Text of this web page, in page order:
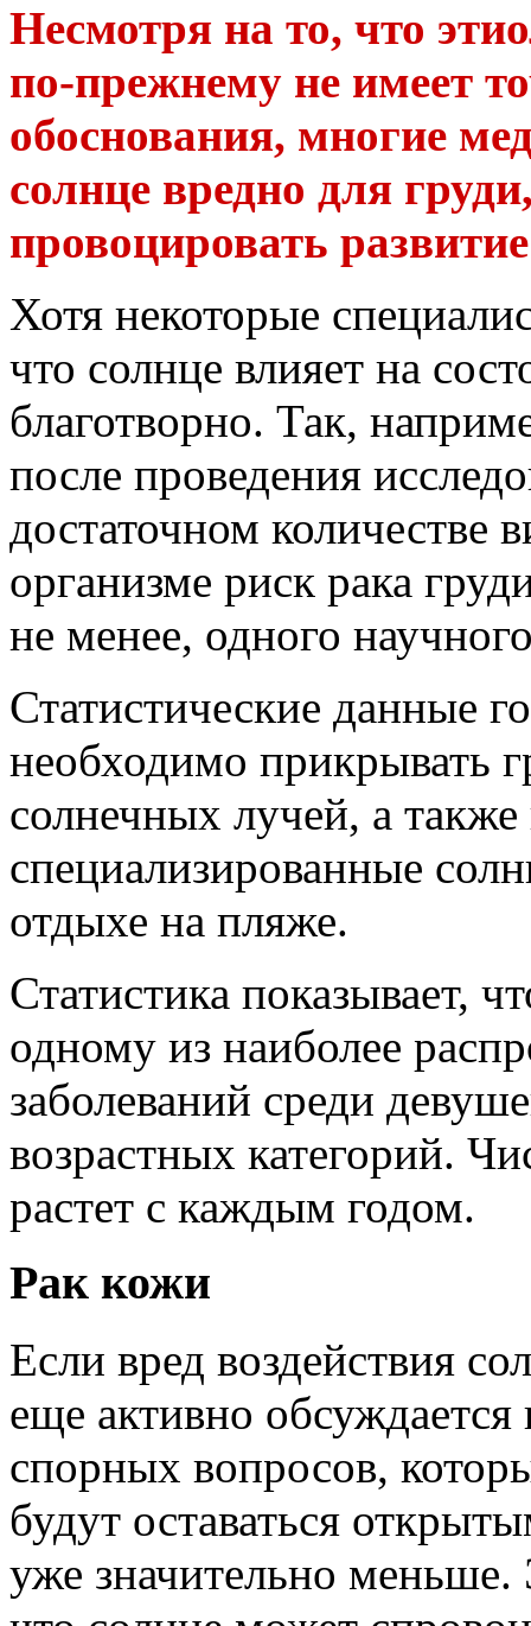
Несмотря на то, что
по-прежнему не имеет
обоснования, многие
солнце вредно для
провоцировать
Хотя некоторые
что солнце влияет на
благотворно. Так,
после проведения
достаточном количестве
организме риск рака
не менее, одного
Статистические данные
необходимо прикрывать
солнечных лучей, а также
специализированные
отдыхе на пляже.
Статистика показывает,
одному из наиболее
заболеваний среди
возрастных категорий.
растет с каждым годом.
Рак кожи
Если вред воздействия
еще активно
спорных вопросов,
будут оставаться
уже значительно меньше.